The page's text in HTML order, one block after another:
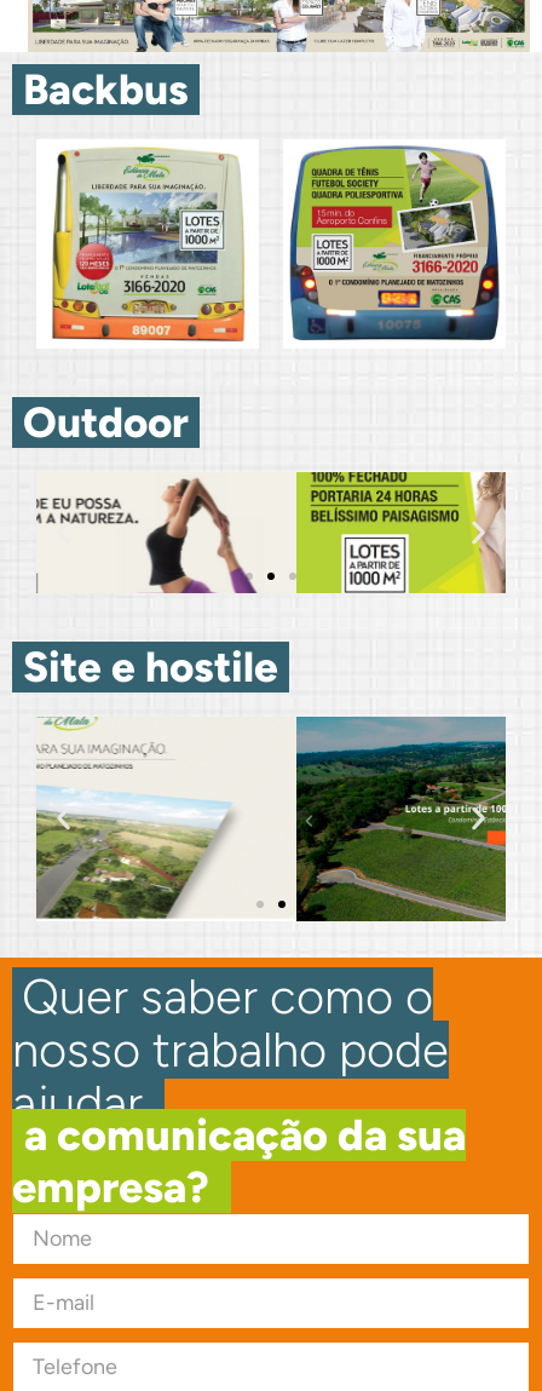
Backbus
Outdoor
Site e hostile
Quer saber como o
nosso trabalho pode
ajudar.
a comunicação da sua
empresa?